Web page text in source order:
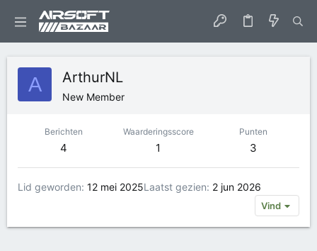
A ArthurNL
New Member
Berichten
4
Waarderingsscore
1
Punten
3
Lid geworden 12 mei 2025Laatst gezien 2 jun 2026
Vind